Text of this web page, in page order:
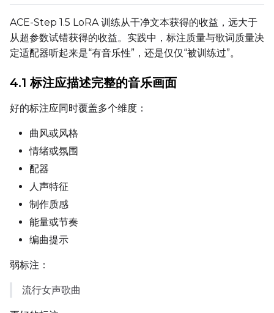
ACE-Step 1.5 LoRA 训练从干净文本获得的收益，远大于
从超参数试错获得的收益。实践中，标注质量与歌词质量决
定适配器听起来是“有音乐性”，还是仅仅“被训练过”。
4.1 标注应描述完整的音乐画面
好的标注应同时覆盖多个维度：
曲风或风格
情绪或氛围
配器
人声特征
制作质感
能量或节奏
编曲提示
弱标注：
流行女声歌曲